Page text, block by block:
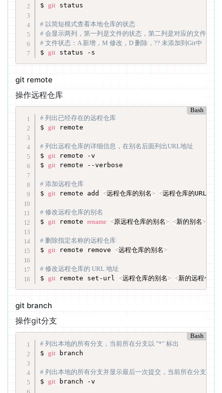
$ git status
# 以简短模式查看本地仓库的状态
# 会显示两列，第一列是文件的状态，第二列是对应的文件
# 文件状态：A 新增，M 修改，D 删除，?? 未添加到Git中
$ git status -s
git remote
操作远程仓库
Bash
# 列出已经存在的远程仓库
$ git remote
# 列出远程仓库的详细信息，在别名后面列出URL地址
$ git remote -v
$ git remote --verbose
# 添加远程仓库
$ git remote add <远程仓库的别名> <远程仓库的URL地址
# 修改远程仓库的别名
$ git remote rename <原远程仓库的别名> <新的别名>
# 删除指定名称的远程仓库
$ git remote remove <远程仓库的别名>
# 修改远程仓库的 URL 地址
$ git remote set-url <远程仓库的别名> <新的远程仓库
git branch
操作git分支
Bash
# 列出本地的所有分支，当前所在分支以 "*" 标出
$ git branch
# 列出本地的所有分支并显示最后一次提交，当前所在分支以
$ git branch -v